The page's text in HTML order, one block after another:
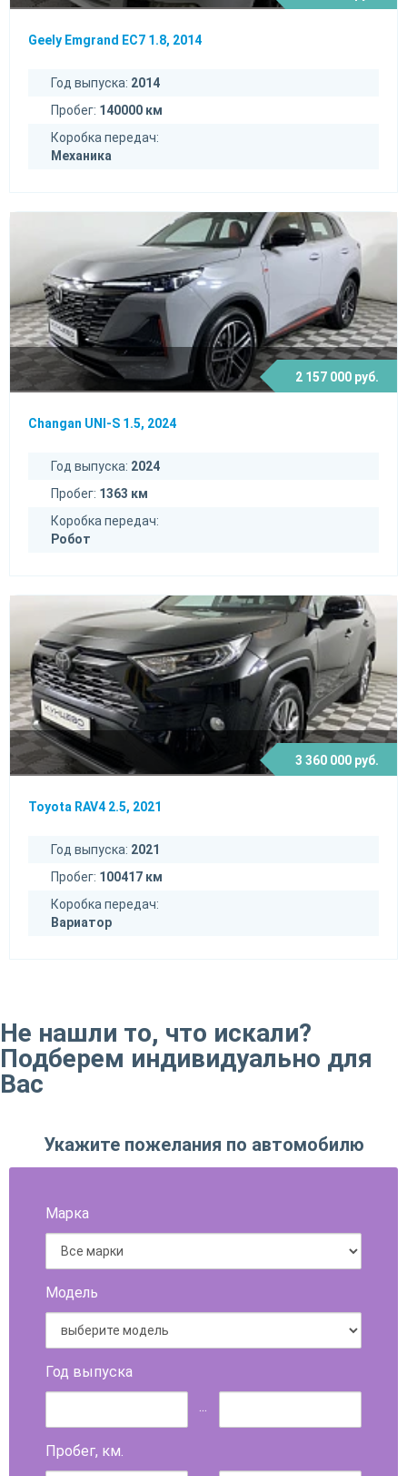
Geely Emgrand EC7 1.8, 2014
Год выпуска: 2014
Пробег: 140000 км
Коробка передач:
Механика
2 157 000 руб.
Changan UNI-S 1.5, 2024
Год выпуска: 2024
Пробег: 1363 км
Коробка передач:
Робот
3 360 000 руб.
Toyota RAV4 2.5, 2021
Год выпуска: 2021
Пробег: 100417 км
Коробка передач:
Вариатор
Не нашли то, что искали?
Подберем индивидуально для
Вас
Укажите пожелания по автомобилю
Марка
Модель
Год выпуска
...
Пробег, км.